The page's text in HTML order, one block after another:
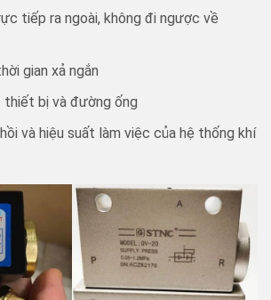
tiếp ra ngoài, không đi ngược về
gian xả ngắn
thiết bị và đường ống
và hiệu suất làm việc của hệ thống khí